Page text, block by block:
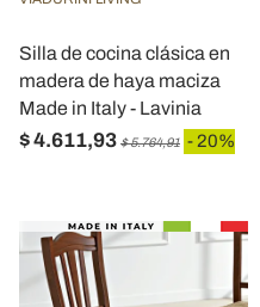
pubblicità e social media, i
con altre informazioni che
raccolto dal suo utilizzo dei
Silla de cocina clásica en
madera de haya maciza
Made in Italy - Lavinia
$ 4.611,93 $ 5.764,91 - 20%